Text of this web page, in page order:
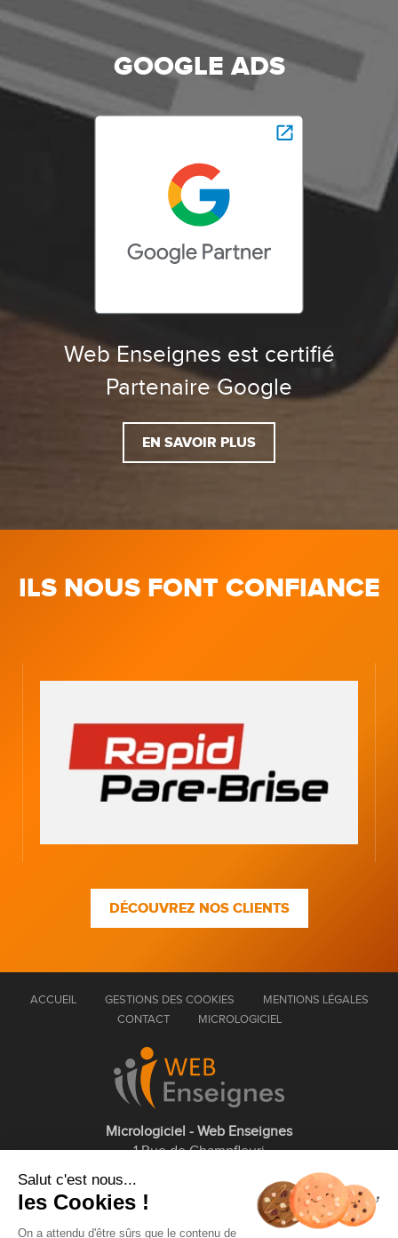
GOOGLE ADS
Web Enseignes est certifié
Partenaire Google
EN SAVOIR PLUS
ILS NOUS FONT CONFIANCE
DÉCOUVREZ NOS CLIENTS
ACCUEIL GESTIONS DES COOKIES
MENTIONS LÉGALES
CONTACT
MICROLOGICIEL
Micrologiciel - Web Enseignes
1 Rue de Champfleuri
01 75 43 63 60
Salut c'est nous...
les Cookies !
On a attendu d'être sûrs que le contenu de